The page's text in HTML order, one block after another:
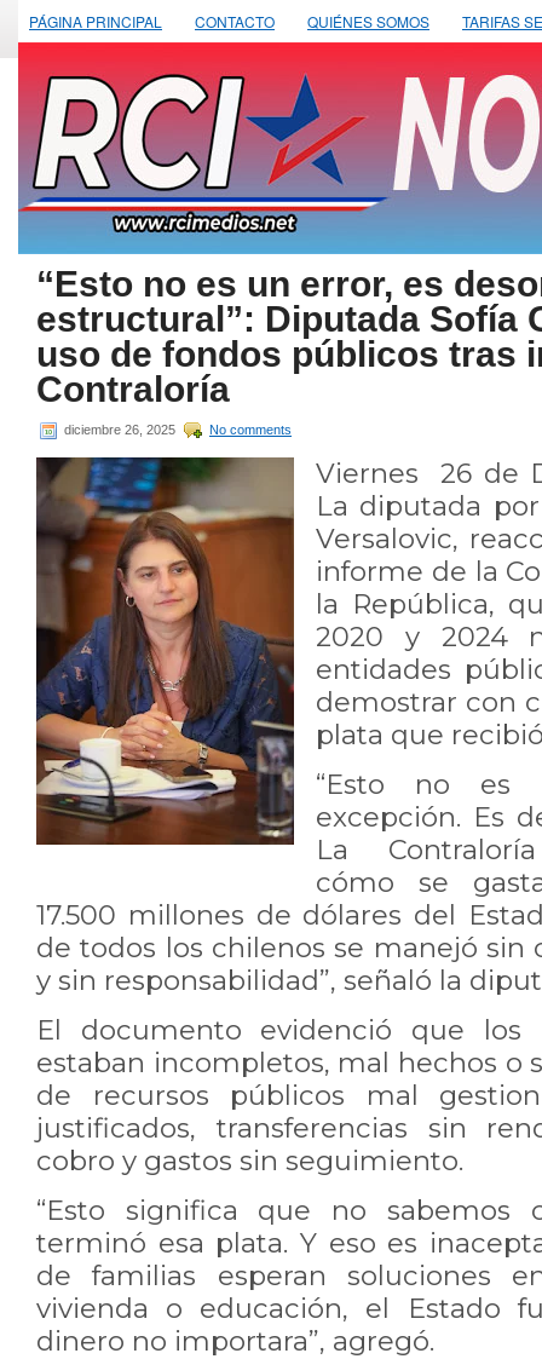
PÁGINA PRINCIPAL CONTACTO QUIÉNES SOMOS TARIFAS
“Esto no es un error, es
estructural”: Diputada Sofía
uso de fondos públicos tras
Contraloría
diciembre 26, 2025 No comments
Viernes 26 de
La diputada
Versalovic,
informe de la
la República,
2020 y 2024
entidades
demostrar con
plata que
“Esto no
excepción. Es
La
cómo se
17.500 millones de dólares del
de todos los chilenos se manejó sin
y sin responsabilidad”, señaló la
El documento evidenció que los
estaban incompletos, mal hechos o
de recursos públicos mal
justificados, transferencias sin
cobro y gastos sin seguimiento.
“Esto significa que no sabemos
terminó esa plata. Y eso es
de familias esperan soluciones
vivienda o educación, el Estado
dinero no importara”, agregó.